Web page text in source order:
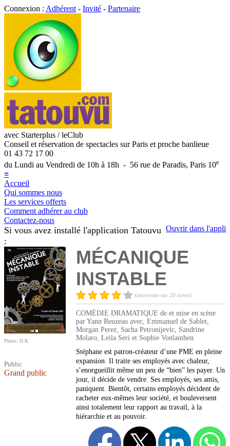
Connexion : Adhérent - Invité - Partenaire
avec Starterplus / leClub
Conseil et réservation de spectacles sur Paris et proche banlieue
01 43 72 17 00
du Lundi au Vendredi de 10h à 18h - 56 rue de Paradis, Paris 10e
≡
Accueil
Qui sommes nous
Les services offerts
Comment adhérer au club
Contactez-nous
Ouvrir dans l'appli
Si vous avez installé l'application Tatouvu
:
Photo: D.R.
Public
Grand public
MÉCANIQUE
INSTABLE
(moyenne sur 20 notes)
COMÉDIE DRAMATIQUE de et mise en scène
par Yann Reuzeau avec, Emmanuel de Sablet,
Morgan Perez, Sacha Petronijevic, Sandrine
Molaro, Leila Seri et Sophie Vonlanthen.
Stéphane est patron-créateur d’une PME en pleine
expansion. Il traite ses employés avec chaleur,
s’enorgueillit même un peu de “bien” les payer. Un
jour, il décide de vendre. Ses employés, ses amis,
paniquent. Bientôt, certains employés décident de
racheter eux-mêmes leur société, et bouleversent
ainsi totalement leur rapport au travail, à la
hiérarchie et au pouvoir.